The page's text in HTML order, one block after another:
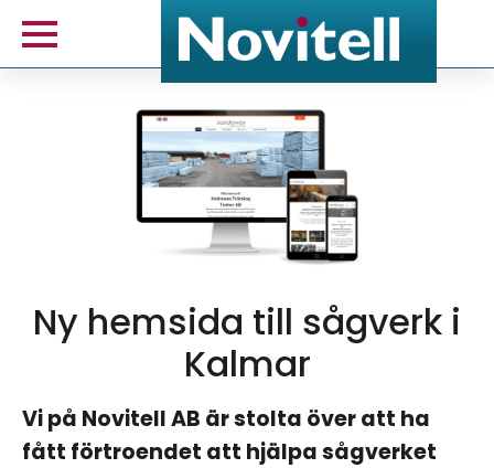
Ny hemsida till sågverk i
Kalmar
Vi på Novitell AB är stolta över att ha
fått förtroendet att hjälpa sågverket